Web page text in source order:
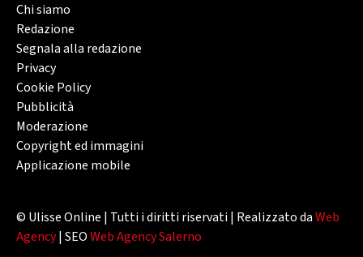
Chi siamo
Redazione
Segnala alla redazione
Privacy
Cookie Policy
Pubblicità
Moderazione
Copyright ed immagini
Applicazione mobile
© Ulisse Online | Tutti i diritti riservati | Realizzato daWeb
Agency| SEOWeb Agency Salerno